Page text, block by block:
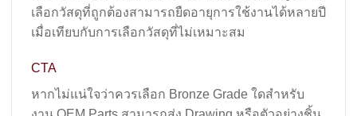
เลือกวัสดุที่ถูกต้องสามารถยืดอายุการใช้งานได้หลายปี
เมื่อเทียบกับการเลือกวัสดุที่ไม่เหมาะสม
CTA
หากไม่แน่ใจว่าควรเลือก Bronze Grade ใดสำหรับ